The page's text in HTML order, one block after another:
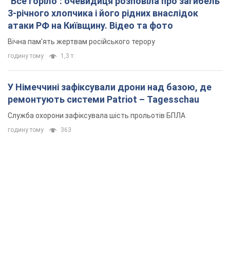
3-річного хлопчика і його рідних внаслідок
атаки РФ на Київщину. Відео та фото
Вічна пам'ять жертвам російського терору
годину тому 1,3 т.
У Німеччині зафіксували дрони над базою, де
ремонтують системи Patriot – Tagesschau
Служба охорони зафіксувала шість прольотів БПЛА
годину тому 363